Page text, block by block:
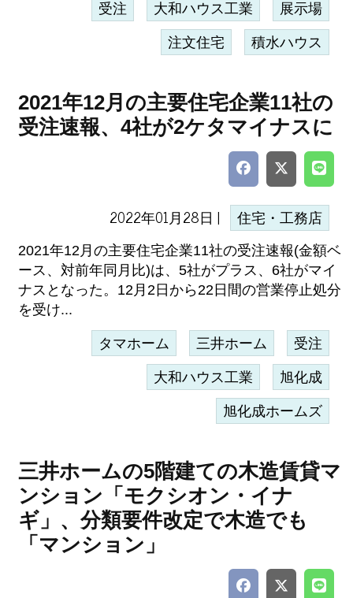
受注 大和ハウス工業 展示場
注文住宅 積水ハウス
2021年12月の主要住宅企業11社の
受注速報、4社が2ケタマイナスに
2022年01月28日 | 住宅・工務店
2021年12月の主要住宅企業11社の受注速報(金額ベ
ース、対前年同月比)は、5社がプラス、6社がマイ
ナスとなった。12月2日から22日間の営業停止処分
を受け...
タマホーム 三井ホーム 受注
大和ハウス工業 旭化成
旭化成ホームズ
三井ホームの5階建ての木造賃貸マ
ンション「モクシオン・イナ
ギ」、分類要件改定で木造でも
「マンション」